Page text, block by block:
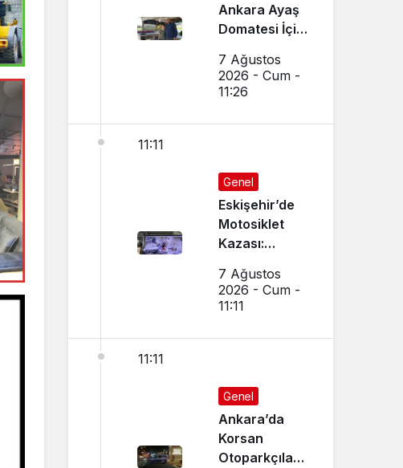
Ankara Ayaş
Domatesi İçin
Geldi
7 Ağustos
2026 - Cum -
11:26
11:11
Genel
Eskişehir’de
Motosiklet
Kazası:
Camı Kırıldı,
Arbede Çıktı
7 Ağustos
2026 - Cum -
11:11
11:11
Genel
Ankara’da
Korsan
Otoparkçılara